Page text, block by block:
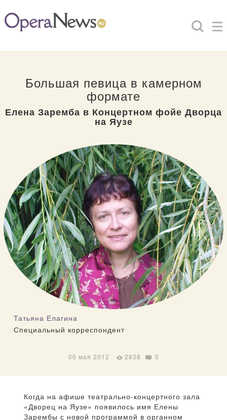
Большая певица в камерном
формате
Елена Заремба в Концертном фойе Дворца
на Яузе
Татьяна Елагина
Специальный корреспондент
06 мая 2012 2838 0
Когда на афише театрально-концертного зала
«Дворец на Яузе» появилось имя Елены
Зарембы с новой программой в органном